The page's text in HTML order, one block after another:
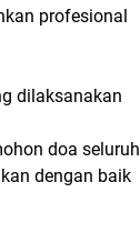
profesional
dilaksanakan
doa seluruh
dengan baik